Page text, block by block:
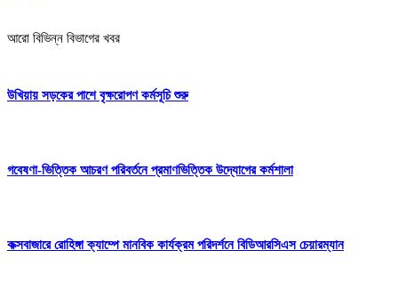
আরো বিভিন্ন বিভাগের খবর
উখিয়ায় সড়কের পাশে বৃক্ষরোপণ কর্মসূচি শুরু
গবেষণা-ভিত্তিক আচরণ পরিবর্তনে প্রমাণভিত্তিক উদ্যোগের কর্মশালা
কক্সবাজারে রোহিঙ্গা ক্যাম্পে মানবিক কার্যক্রম পরিদর্শনে বিডিআরসিএস চেয়ারম্যান